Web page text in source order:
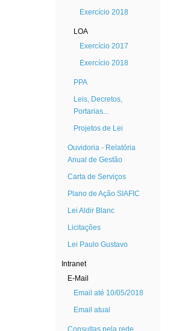
Exercício 2018
LOA
Exercício 2017
Exercício 2018
PPA
Leis, Decretos,
Portarias...
Projetos de Lei
Ouvidoria - Relatória
Anual de Gestão
Carta de Serviços
Plano de Ação SIAFIC
Lei Aldir Blanc
Licitações
Lei Paulo Gustavo
Intranet
E-Mail
Email até 10/05/2018
Email atual
Consultas pela rede